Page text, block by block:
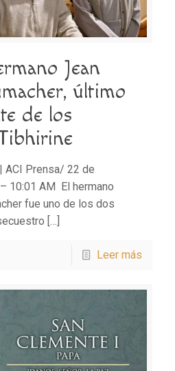
Jean
último
de los
ACI Prensa/ 22 de
10:01 AM El hermano
fue uno de los dos
[…]
Leer más